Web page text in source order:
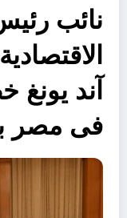
نائب
آند
فى مصر